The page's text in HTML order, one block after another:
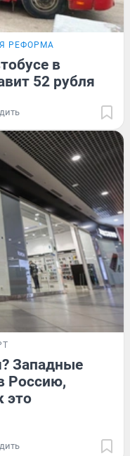
РЕФОРМА
в
52 рубля
Западные
Россию,
это